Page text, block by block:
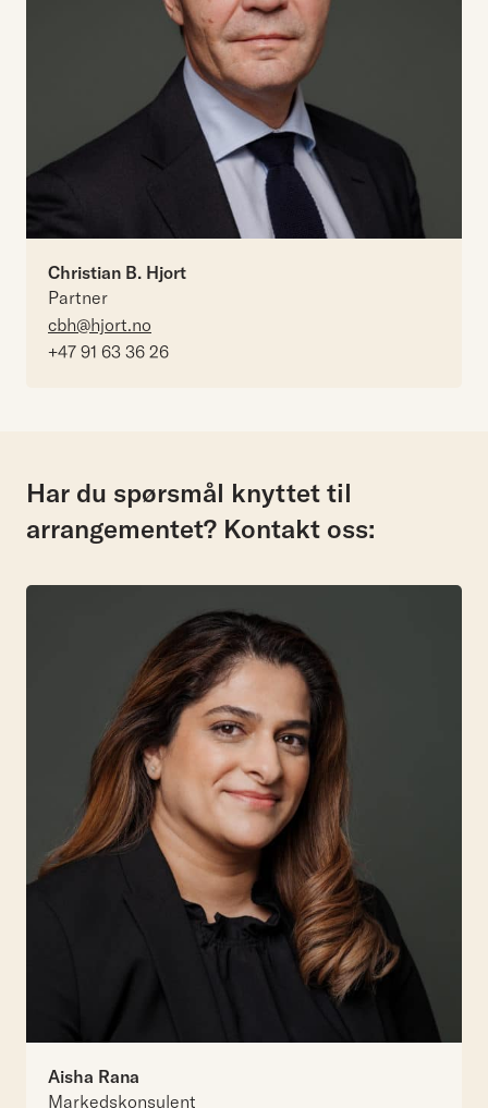
Christian B. Hjort
Partner
cbh@hjort.no
+47 91 63 36 26
Har du spørsmål knyttet til
arrangementet? Kontakt oss:
Aisha Rana
Markedskonsulent